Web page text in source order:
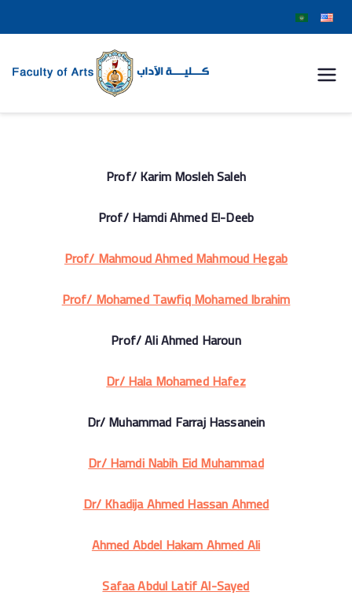
جامعة
سوهاج
Prof/ Karim Mosleh Saleh
Prof/ Hamdi Ahmed El-Deeb
Prof/ Mahmoud Ahmed Mahmoud Hegab
Prof/ Mohamed Tawfiq Mohamed Ibrahim
Prof/ Ali Ahmed Haroun
Dr/ Hala Mohamed Hafez
Dr/ Muhammad Farraj Hassanein
Dr/ Hamdi Nabih Eid Muhammad
Dr/ Khadija Ahmed Hassan Ahmed
Ahmed Abdel Hakam Ahmed Ali
Safaa Abdul Latif Al-Sayed